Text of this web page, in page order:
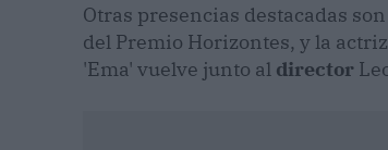
Otras presencias destacadas
del Premio Horizontes, y la
'Ema' vuelve junto al director